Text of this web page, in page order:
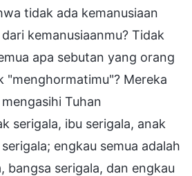
tidak ada kemanusiaan
kemanusiaanmu? Tidak
apa sebutan yang orang
"menghormatimu"? Mereka
Tuhan
serigala, ibu serigala, anak
engkau semua adalah
bangsa serigala, dan engkau